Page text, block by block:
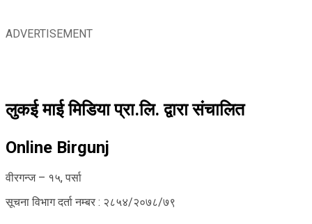
ADVERTISEMENT
लुकई माई मिडिया प्रा.लि. द्वारा संचालित
Online Birgunj
वीरगन्ज – १५, पर्सा
सूचना विभाग दर्ता नम्बर : २८५४/२०७८/७९